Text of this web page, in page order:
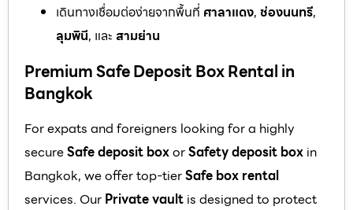
เดินทางเชื่อมต่อง่ายจากพื้นที่ ศาลาแดง, ช่องนนทรี,
ลุมพินี, และ สามย่าน
Premium Safe Deposit Box Rental in
Bangkok
For expats and foreigners looking for a highly
secureSafe deposit boxorSafety deposit box in
Bangkok, we offer top-tierSafe box rental
services. Our Private vault is designed to protect